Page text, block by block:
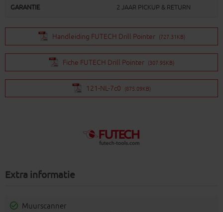
GARANTIE 2 JAAR PICKUP & RETURN
Handleiding FUTECH Drill Pointer (727.31KB)
Fiche FUTECH Drill Pointer (307.95KB)
121-NL-7c0 (875.09KB)
Extra informatie
Muurscanner